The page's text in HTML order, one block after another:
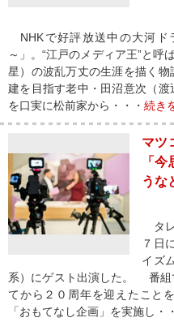
NHKで好評放送中の大河ド
～」。“江戸のメディア王”と呼
星）の波乱万丈の生涯を描く
建を目指す老中・田沼意次（渡
を口実に松前家から・・・ 続き
マツ
「
うな
タ
７日
イズ
系）にゲスト出演した。 番組
てから２０周年を迎えたこと
「おもてなし企画」を実施し・